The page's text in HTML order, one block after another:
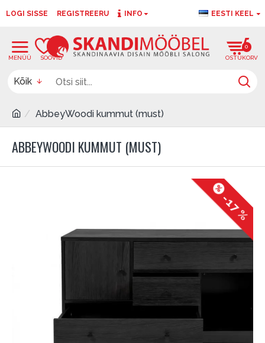
LOGI SISSE REGISTREERU INFO EESTI KEEL
0
Kõik
AbbeyWoodi kummut (must)
ABBEYWOODI KUMMUT (MUST)
-17 %